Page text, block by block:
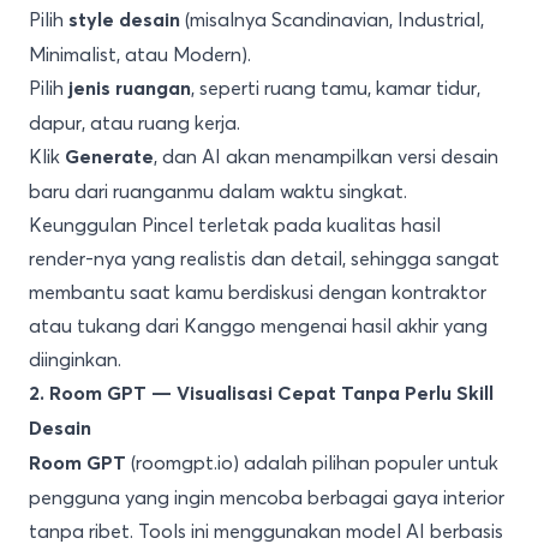
Pilih style desain (misalnya Scandinavian, Industrial,
Minimalist, atau Modern).
Pilih jenis ruangan, seperti ruang tamu, kamar tidur,
dapur, atau ruang kerja.
Klik Generate, dan AI akan menampilkan versi desain
baru dari ruanganmu dalam waktu singkat.
Keunggulan Pincel terletak pada kualitas hasil
render-nya yang realistis dan detail, sehingga sangat
membantu saat kamu berdiskusi dengan kontraktor
atau tukang dari Kanggo mengenai hasil akhir yang
diinginkan.
2. Room GPT — Visualisasi Cepat Tanpa Perlu Skill
Desain
Room GPT (roomgpt.io) adalah pilihan populer untuk
pengguna yang ingin mencoba berbagai gaya interior
tanpa ribet. Tools ini menggunakan model AI berbasis